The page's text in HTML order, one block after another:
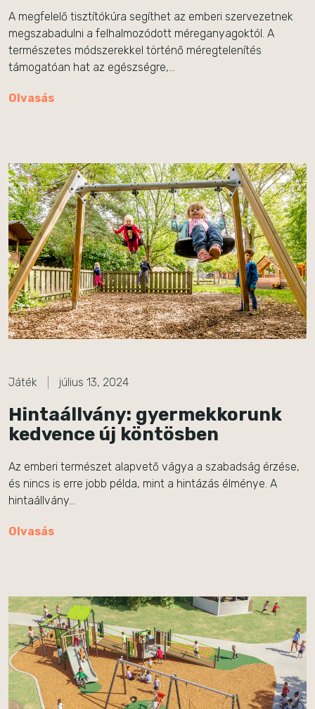
A megfelelő tisztítókúra segíthet az emberi szervezetnek
megszabadulni a felhalmozódott méreganyagoktól. A
természetes módszerekkel történő méregtelenítés
támogatóan hat az egészségre,…
Olvasás
Játék július 13, 2024
Hintaállvány: gyermekkorunk
kedvence új köntösben
Az emberi természet alapvető vágya a szabadság érzése,
és nincs is erre jobb példa, mint a hintázás élménye. A
hintaállvány…
Olvasás